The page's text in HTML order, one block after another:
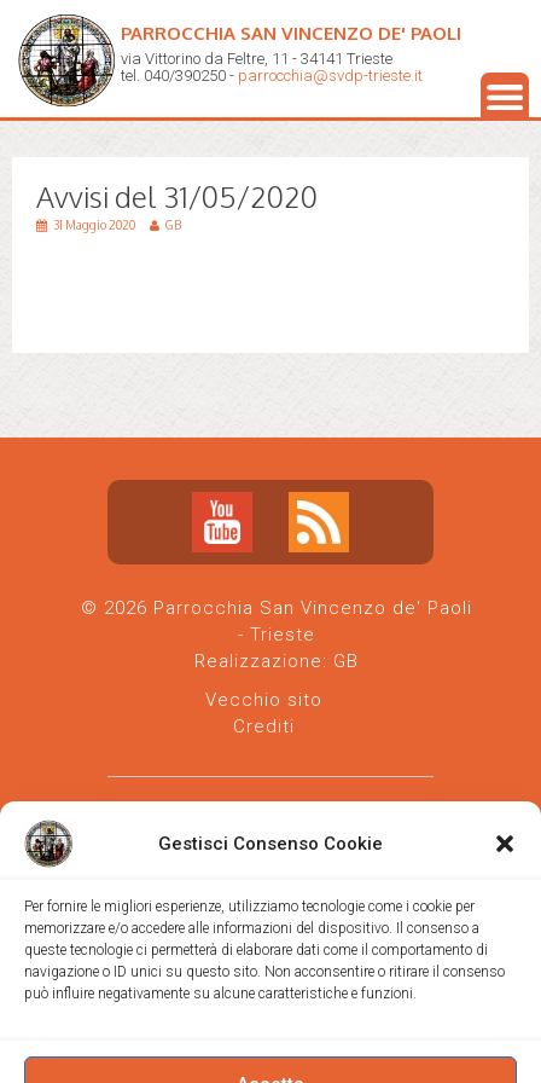
Gestisci Consenso Cookie
Per fornire le migliori esperienze, utilizziamo tecnologie come i cookie per
memorizzare e/o accedere alle informazioni del dispositivo. Il consenso a
queste tecnologie ci permetterà di elaborare dati come il comportamento di
navigazione o ID unici su questo sito. Non acconsentire o ritirare il consenso
può influire negativamente su alcune caratteristiche e funzioni.
PARROCCHIA SAN VINCENZO DE' PAOLI
via Vittorino da Feltre, 11 - 34141 Trieste
tel. 040/390250 - parrocchia@svdp-trieste.it
Avvisi del 31/05/2020
31 Maggio 2020 GB
© 2026 Parrocchia San Vincenzo de' Paoli
- Trieste
Realizzazione: GB
Vecchio sito
Crediti
Parrocchia san Vincenzo de' Paoli-Diocesi
di Trieste
via Vittorino da Feltre, 11 (chiesa)
Trieste